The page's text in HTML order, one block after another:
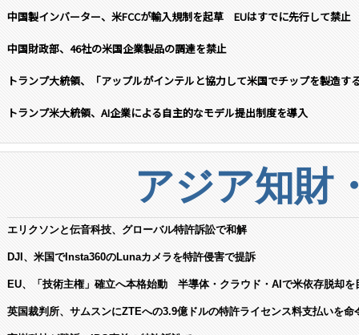
中国製インバーター、米FCCが輸入規制を起草 EUはすでに先行して禁止
中国財政部、46社の米国企業製品の調達を禁止
トランプ大統領、「アップルがインテルと協力して米国でチップを製造す
トランプ米大統領、AI企業による自主的なモデル提出制度を導入
アジア知財
エリクソンと伝音科技、グローバル特許訴訟で和解
DJI、米国でInsta360のLunaカメラを特許侵害で提訴
EU、「技術主権」確立へ本格始動 半導体・クラウド・AIで米依存脱却を
英国裁判所、サムスンにZTEへの3.9億ドルの特許ライセンス料支払いを命